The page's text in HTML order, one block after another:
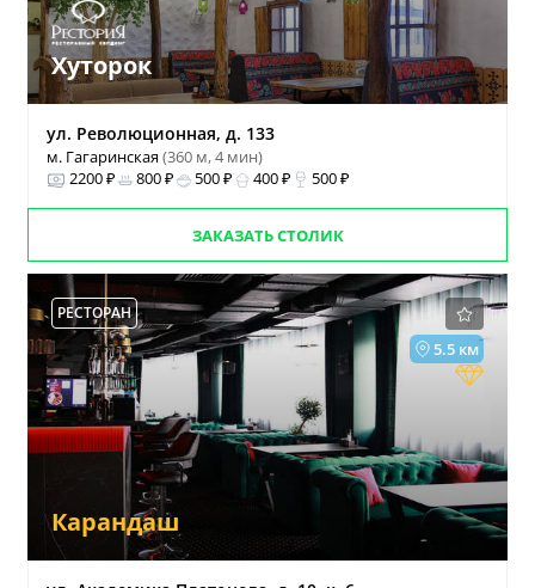
Хуторок
ул. Революционная, д. 133
м. Гагаринская(360 м, 4 мин)
2200 ₽
800 ₽ 500 ₽ 400 ₽ 500 ₽
ЗАКАЗАТЬ СТОЛИК
РЕСТОРАН
5.5 км
Карандаш